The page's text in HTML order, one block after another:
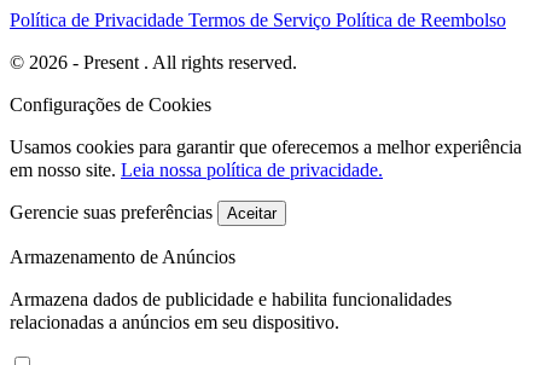
Política de Privacidade Termos de Serviço Política de Reembolso
© 2026 - Present . All rights reserved.
Configurações de Cookies
Usamos cookies para garantir que oferecemos a melhor experiência
em nosso site. Leia nossa política de privacidade.
Gerencie suas preferências Aceitar
Armazenamento de Anúncios
Armazena dados de publicidade e habilita funcionalidades
relacionadas a anúncios em seu dispositivo.